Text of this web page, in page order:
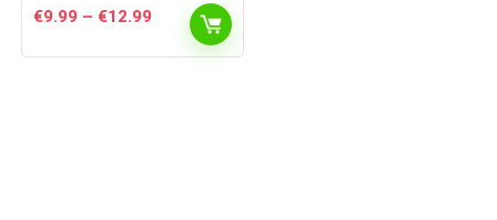
€9.99 – €12.99 Prijsklasse:
€9.99
tot